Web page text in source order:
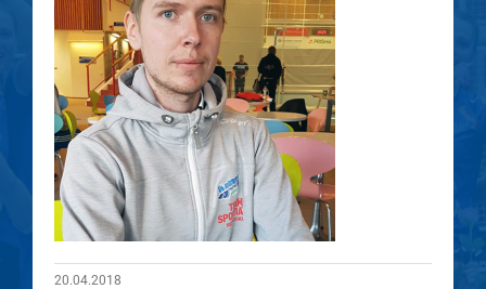
20.04.2018